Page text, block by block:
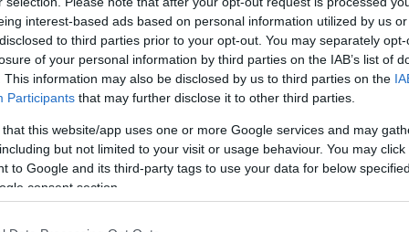
interest-based ads based on personal information utilized by us
to third parties prior to your opt-out. You may separately
of your personal information by third parties on the IAB’s list of
This information may also be disclosed by us to third parties on the
Participants that may further disclose it to other third parties.
that this website/app uses one or more Google services and may
but not limited to your visit or usage behaviour. You may
to Google and its third-party tags to use your data for below
consent section.
που βρίσκεται στις όχθες της λίμνης
έως και 200 ευρώ σε τουρίστες.
ή φορώντας μαγιό, σε μια
του χωριού.
πισίνα και κηρύχθηκε νεκρό: 5